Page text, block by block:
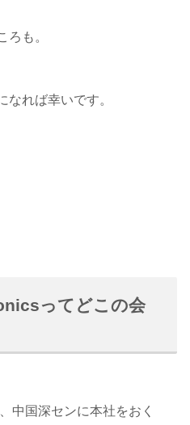
ろも。
なれば幸いです。
ってどこの会
中国深センに本社をおく